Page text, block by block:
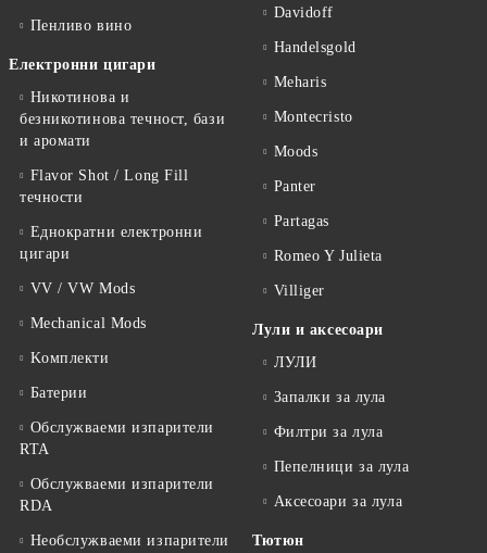
Пенливо вино
Електронни цигари
Никотинова и
безникотинова течност, бази
и аромати
Flavor Shot / Long Fill
течности
Еднократни електронни
цигари
VV / VW Mods
Mechanical Mods
Kомплекти
Батерии
Обслужваеми изпарители
RTA
Обслужваеми изпарители
RDA
Необслужваеми изпарители
Davidoff
Handelsgold
Meharis
Montecristo
Moods
Panter
Partagas
Romeo Y Julieta
Villiger
Лули и аксесоари
ЛУЛИ
Запалки за лула
Филтри за лула
Пепелници за лула
Аксесоари за лула
Тютюн